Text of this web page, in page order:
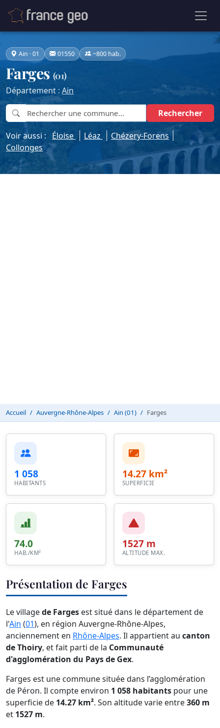
Ain · 01 01550 ~800 hab.
Farges (01)
Département : Ain
Rechercher
Voir aussi : Éloise Léaz
Chézery-Forens
Collonges
Accueil Auvergne-Rhône-Alpes Ain (01) Farges
1 058
HABITANTS
14.27 km²
SUPERFICIE
74.0
HAB./KM²
1527 m
ALTITUDE MAX.
Présentation de Farges
Le villagede Farges est situé dans le département de
l'Ain (01), en région Auvergne-Rhône-Alpes,
anciennement en Rhône-Alpes. Il appartient au canton
de Thoiry, et fait parti de la Communauté
d'agglomération du Pays de Gex.
Farges est une commune située dans l’agglomération
de Péron. Il compte environ 1 058 habitants pour une
superficie de 14.27 km². Son altitude varie entre360 m
et 1527 m.